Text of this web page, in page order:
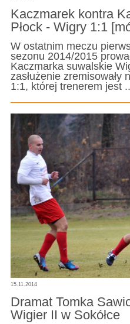
Kaczmarek kontra
Płock - Wigry 1:1
W ostatnim meczu
sezonu 2014/2015
Kaczmarka suwalskie
zasłużenie zremisowały
1:1, której trenerem jest
15.11.2014
Dramat Tomka
Wigier II w Sokółce